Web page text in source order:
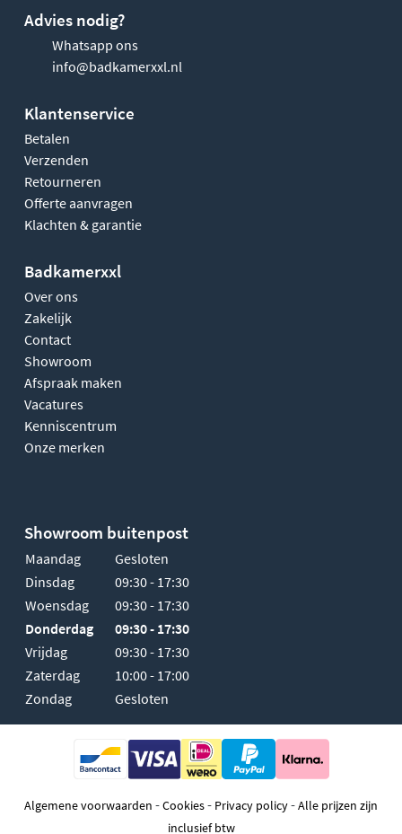
Advies nodig?
Whatsapp ons
info@badkamerxxl.nl
Klantenservice
Betalen
Verzenden
Retourneren
Offerte aanvragen
Klachten & garantie
Badkamerxxl
Over ons
Zakelijk
Contact
Showroom
Afspraak maken
Vacatures
Kenniscentrum
Onze merken
Showroom buitenpost
Maandag
Gesloten
Dinsdag
09:30 - 17:30
Woensdag
09:30 - 17:30
Donderdag
09:30 - 17:30
Vrijdag
09:30 - 17:30
Zaterdag
10:00 - 17:00
Zondag
Gesloten
Algemene voorwaarden -Cookies- Privacy policy-Alle prijzen zijn
inclusief btw